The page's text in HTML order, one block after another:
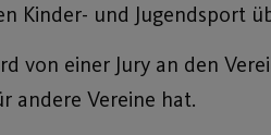
Kinder- und Jugendsport
von einer Jury an den
andere Vereine hat.